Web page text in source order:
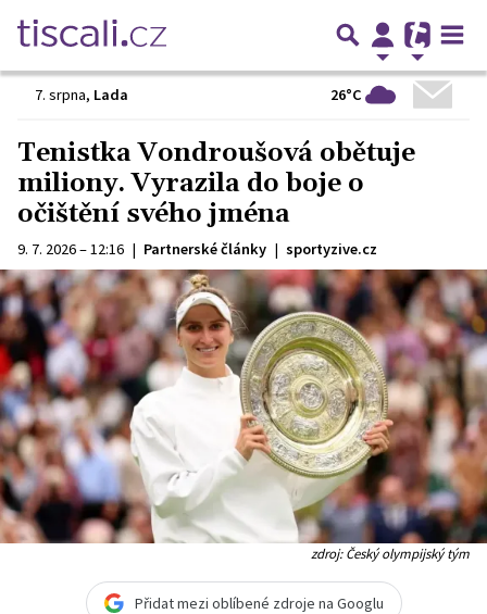
7. srpna, Lada 26°C
Tenistka Vondroušová obětuje
miliony. Vyrazila do boje o
očištění svého jména
9. 7. 2026 – 12:16 | Partnerské články | sportyzive.cz
zdroj: Český olympijský tým
Přidat mezi oblíbené zdroje na Googlu